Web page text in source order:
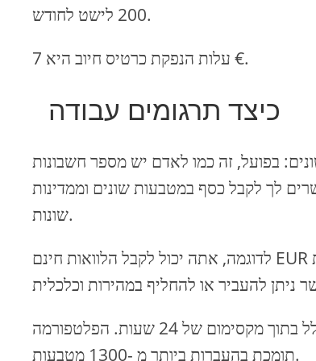
200 לישט לחודש.
עלות הנפקת כרטיס חיוב היא 7 €.
כיצד תרגומים עבודה
בפועל, זה כמו לאדם יש מספר חשבונות
לך לקבל כסף במטבעות שונים וממדינות
שונות.
לדוגמה, אתה יכול לקבל הלוואות חינם EUR הודות IBAN האירופי ואת ההלוואות ב USD בזכות פרטי חשבון הבנק
העברות בינלאומיות ברחבי העולם באמצעות חכם מעובדים בדרך כלל בתוך מקסימום של 24 שעות. הפלטפורמה
תומכת בהעברות ביותר מ -1300 מטבעות.